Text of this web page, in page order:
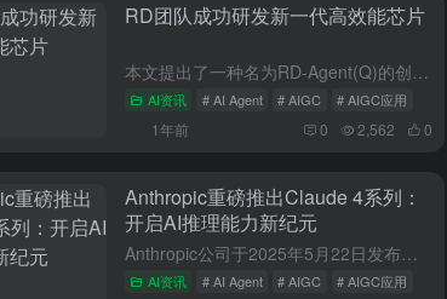
RD团队成功研发新一代高效能芯片
本文提出了一种名为RD-Agent(Q)的创新性多代理框架，旨在解决当前量化金融研究领域存在的若干关键问题。以下从多个维度对本文内容进行详细分析：1.研究背景与问题阐述本文开篇准确指出了金融市场的三大...
AI资讯 # AI Agent # AIGC # AIGC应用
1年前 0 2,562 0
Anthropic重磅推出Claude 4系列：
开启AI推理能力新纪元
Anthropic公司于2025年5月22日发布的ClaudeOpus4和ClaudeSonnet4语言模型，标志着人工智能技术发展的重要里程碑。本文将从技术创新、性能表现、应用场景等多个维度对这两款...
AI资讯 # AI Agent # AIGC # AIGC应用